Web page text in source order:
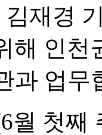
재경
해 인
과 업
월 첫째